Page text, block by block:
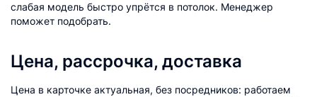
слабая модель быстро упрётся в потолок. Менеджер
поможет подобрать.
Цена, рассрочка, доставка
Цена в карточке актуальная, без посредников: работаем